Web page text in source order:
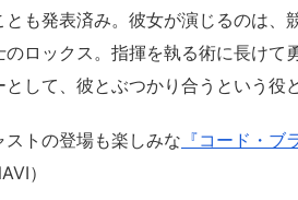
も発表済み。彼女が演じるのは
ロックス。指揮を執る術に長け
して、彼とぶつかり合うという役
トの登場も楽しみな 『コード・ブ
）